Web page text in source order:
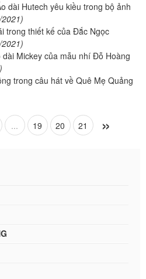
dài Hutech yêu kiều trong bộ ảnh
trong thiết kế của Đắc Ngọc
Mickey của mẫu nhí Đỗ Hoàng
trong câu hát về Quê Mẹ Quảng
... 19 20 21 »